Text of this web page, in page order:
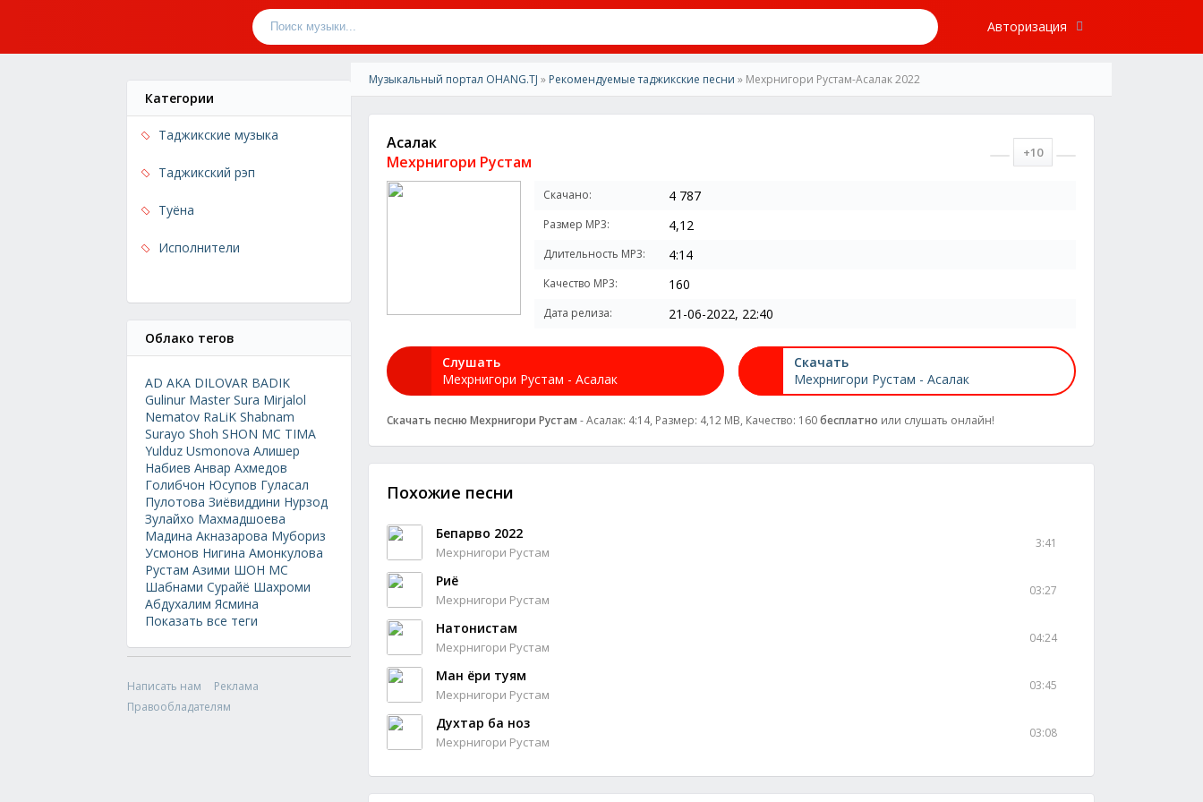
Авторизация
Категории
Таджикские музыка
Таджикский рэп
Туёна
Исполнители
Облако тегов
AD AKA DILOVAR BADIK
Gulinur Master Sura Mirjalol
Nematov RaLiK Shabnam
Surayo Shoh SHON MC TIMA
Yulduz Usmonova Алишер
Набиев Анвар Ахмедов
Голибчон Юсупов Гуласал
Пулотова Зиёвиддини Нурзод
Зулайхо Махмадшоева
Мадина Акназарова Мубориз
Усмонов Нигина Амонкулова
Рустам Азими ШОН МС
Шабнами Сурайё Шахроми
Абдухалим Ясмина
Показать все теги
Написать нам
Реклама
Правообладателям
Музыкальный портал OHANG.TJ » Рекомендуемые таджикские песни » Мехрнигори Рустам-Асалак 2022
Асалак
Мехрнигори Рустам
+10
Скачано: 4 787
Размер MP3: 4,12
Длительность MP3: 4:14
Качество MP3: 160
Дата релиза: 21-06-2022, 22:40
Слушать
Мехрнигори Рустам - Асалак
Скачать
Мехрнигори Рустам - Асалак
Скачать песню Мехрнигори Рустам - Асалак: 4:14, Размер: 4,12 MB, Качество: 160бесплатно или слушать онлайн!
Похожие песни
Бепарво 2022
Мехрнигори Рустам
3:41
Риё
Мехрнигори Рустам
03:27
Натонистам
Мехрнигори Рустам
04:24
Ман ёри туям
Мехрнигори Рустам
03:45
Духтар ба ноз
Мехрнигори Рустам
03:08